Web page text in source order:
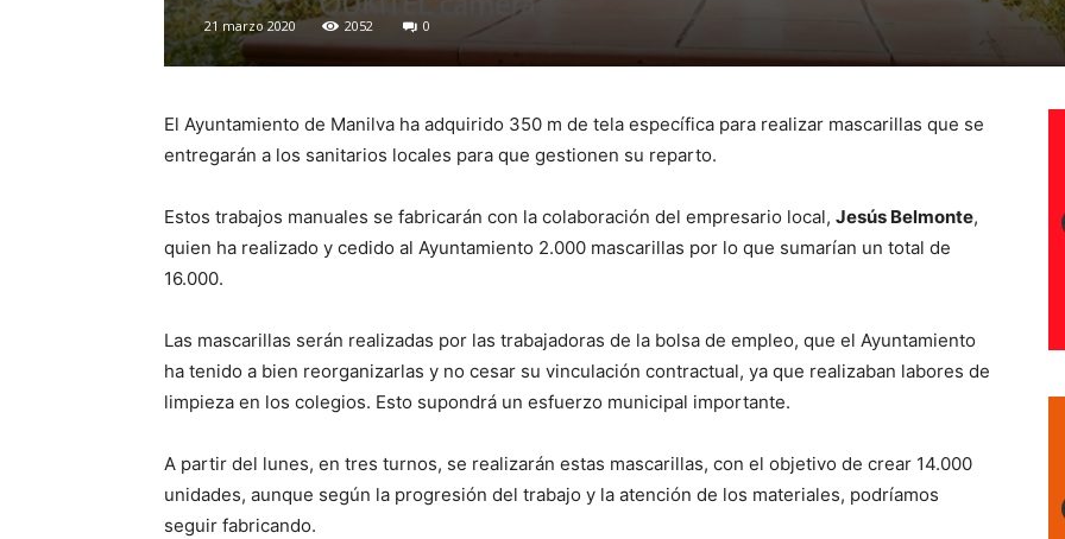
21 marzo 2020 2052 0
El Ayuntamiento de Manilva ha adquirido 350 m de tela específica para realizar mascarillas que se
entregarán a los sanitarios locales para que gestionen su reparto.
Estos trabajos manuales se fabricarán con la colaboración del empresario local, Jesús Belmonte,
quien ha realizado y cedido al Ayuntamiento 2.000 mascarillas por lo que sumarían un total de
16.000.
Las mascarillas serán realizadas por las trabajadoras de la bolsa de empleo, que el Ayuntamiento
ha tenido a bien reorganizarlas y no cesar su vinculación contractual, ya que realizaban labores de
limpieza en los colegios. Esto supondrá un esfuerzo municipal importante.
A partir del lunes, en tres turnos, se realizarán estas mascarillas, con el objetivo de crear 14.000
unidades, aunque según la progresión del trabajo y la atención de los materiales, podríamos
seguir fabricando.